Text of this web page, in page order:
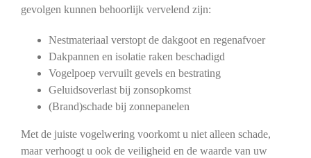
gevolgen kunnen behoorlijk vervelend zijn:
Nestmateriaal verstopt de dakgoot en regenafvoer
Dakpannen en isolatie raken beschadigd
Vogelpoep vervuilt gevels en bestrating
Geluidsoverlast bij zonsopkomst
(Brand)schade bij zonnepanelen
Met de juiste vogelwering voorkomt u niet alleen schade,
maar verhoogt u ook de veiligheid en de waarde van uw